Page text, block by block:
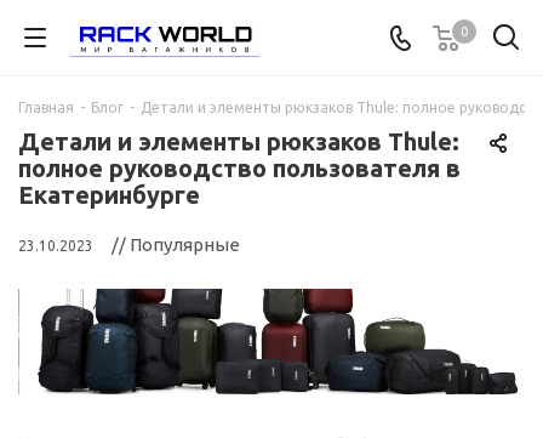
0
Главная - Блог - Детали и элементы рюкзаков Thule: полное
Детали и элементы рюкзаков Thule:
полное руководство пользователя в
Екатеринбурге
23.10.2023 // Популярные